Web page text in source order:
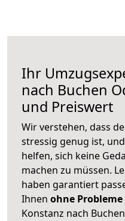
Ihr
nach Buchen
und Preiswert
Wir verstehen, dass
stressig genug ist,
helfen, sich keine
machen zu müssen.
haben garantiert
Ihnen ohne Probleme
Konstanz nach